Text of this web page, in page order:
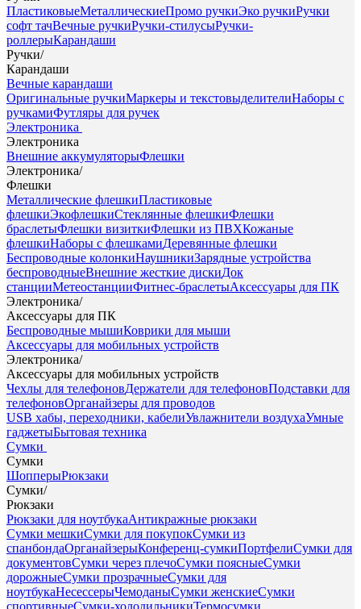
ПластиковыеМеталлическиеПромо ручкиЭко ручкиРучки
софт тачВечные ручкиРучки-стилусыРучки-
роллерыКарандаши
Ручки/
Карандаши
Вечные карандаши
Оригинальные ручкиМаркеры и текстовыделителиНаборы с
ручкамиФутляры для ручек
Электроника
Электроника
Внешние аккумуляторыФлешки
Электроника/
Флешки
Металлические флешкиПластиковые
флешкиЭкофлешкиСтеклянные флешкиФлешки
браслетыФлешки визиткиФлешки из ПВХКожаные
флешкиНаборы с флешкамиДеревянные флешки
Беспроводные колонкиНаушникиЗарядные устройства
беспроводныеВнешние жесткие дискиДок
станцииМетеостанцииФитнес-браслетыАксессуары для ПК
Электроника/
Аксессуары для ПК
Беспроводные мышиКоврики для мыши
Аксессуары для мобильных устройств
Электроника/
Аксессуары для мобильных устройств
Чехлы для телефоновДержатели для телефоновПодставки для
телефоновОрганайзеры для проводов
USB хабы, переходники, кабелиУвлажнители воздухаУмные
гаджетыБытовая техника
Сумки
Сумки
ШопперыРюкзаки
Сумки/
Рюкзаки
Рюкзаки для ноутбукаАнтикражные рюкзаки
Сумки мешкиСумки для покупокСумки из
спанбондаОрганайзерыКонференц-сумкиПортфелиСумки для
документовСумки через плечоСумки поясныеСумки
дорожныеСумки прозрачныеСумки для
ноутбукаНесессерыЧемоданыСумки женскиеСумки
спортивныеСумки-холодильникиТермосумки